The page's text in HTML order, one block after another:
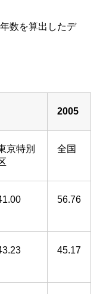
数を算出したデ
2005
京特別
全国
56.76
45.17